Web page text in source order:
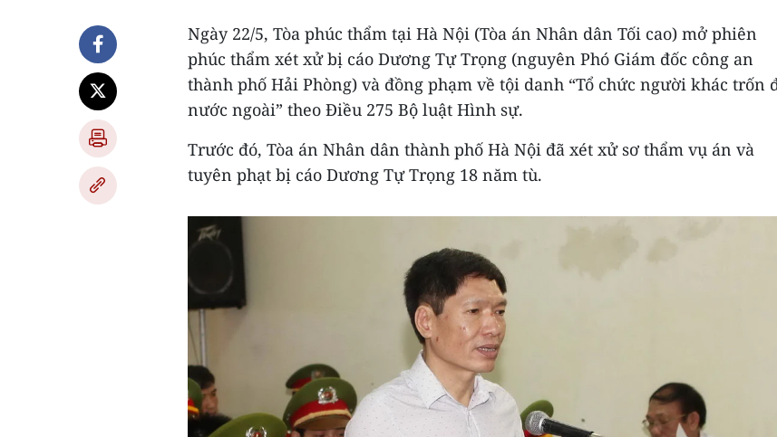
Ngày 22/5, Tòa phúc thẩm tại Hà Nội (Tòa án Nhân dân Tối cao) mở phiên
phúc thẩm xét xử bị cáo Dương Tự Trọng (nguyên Phó Giám đốc công an
thành phố Hải Phòng) và đồng phạm về tội danh “Tổ chức người khác trốn
nước ngoài” theo Điều 275 Bộ luật Hình sự.
Trước đó, Tòa án Nhân dân thành phố Hà Nội đã xét xử sơ thẩm vụ án và
tuyên phạt bị cáo Dương Tự Trọng 18 năm tù.